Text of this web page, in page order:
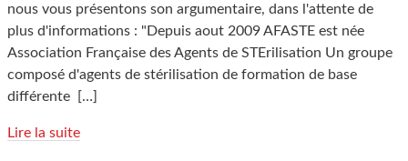
nous vous présentons son argumentaire, dans l'attente de
plus d'informations : "Depuis aout 2009 AFASTE est née
Association Française des Agents de STErilisation Un groupe
composé d'agents de stérilisation de formation de base
différente
[…]
Lire la suite